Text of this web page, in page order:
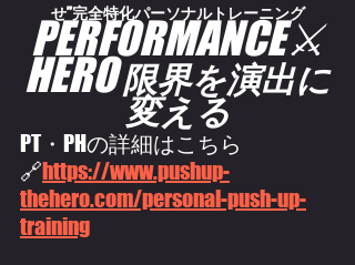
せ”完全特化パーソナルトレーニング
PERFORMANCE⚔️
HERO限界を演出に
変える
PT・PHの詳細はこちら
🔗https://www.pushup-
thehero.com/personal-push-up-
training